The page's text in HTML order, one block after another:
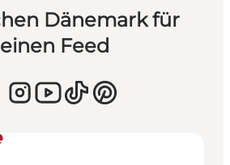
Dänemark für
Feed